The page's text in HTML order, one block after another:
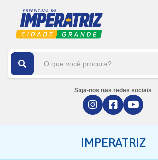
Siga-nos nas redes sociais
IMPERATRIZ